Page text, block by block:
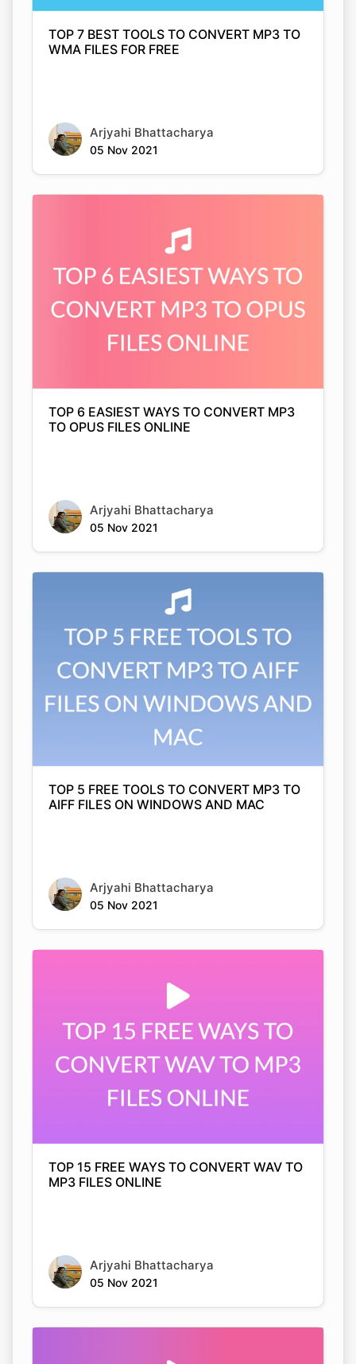
Copy Link
TOP 7 BEST TOOLS TO CONVERT MP3 TO
WMA FILES FOR FREE
Arjyahi Bhattacharya
05 Nov 2021
TOP 6 EASIEST WAYS TO CONVERT MP3
TO OPUS FILES ONLINE
Arjyahi Bhattacharya
05 Nov 2021
TOP 5 FREE TOOLS TO CONVERT MP3 TO
AIFF FILES ON WINDOWS AND MAC
Arjyahi Bhattacharya
05 Nov 2021
TOP 15 FREE WAYS TO CONVERT WAV TO
MP3 FILES ONLINE
Arjyahi Bhattacharya
05 Nov 2021